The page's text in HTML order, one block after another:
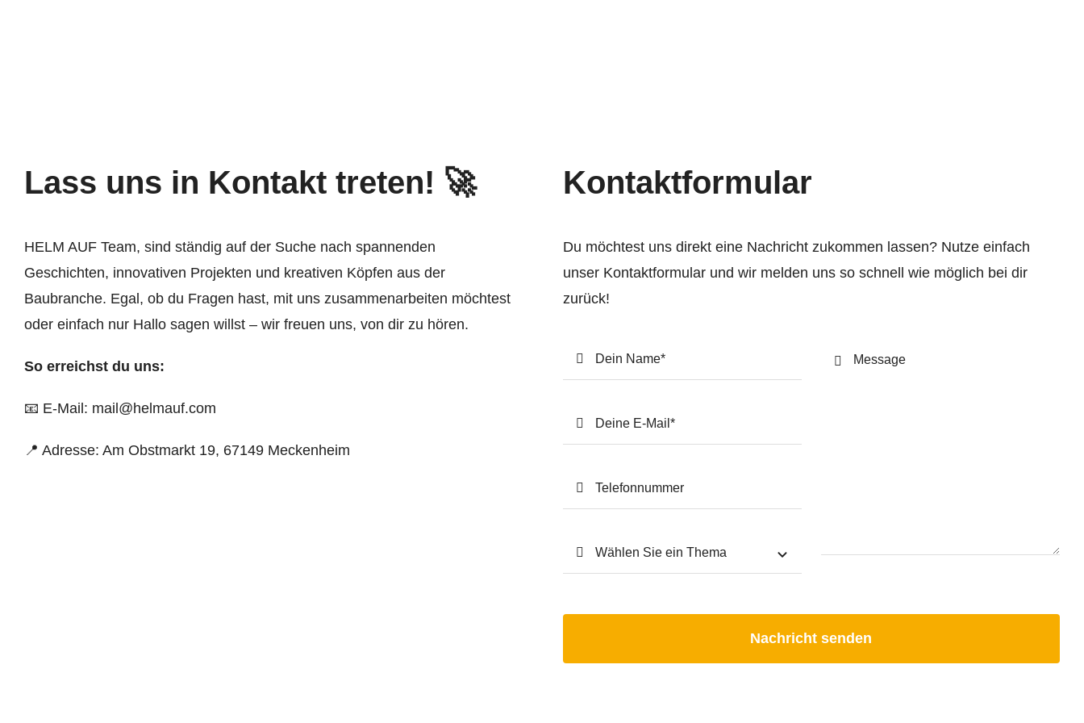
Lass uns in Kontakt treten! 🚀
HELM AUF Team, sind ständig auf der Suche nach spannenden
Geschichten, innovativen Projekten und kreativen Köpfen aus der
Baubranche. Egal, ob du Fragen hast, mit uns zusammenarbeiten möchtest
oder einfach nur Hallo sagen willst – wir freuen uns, von dir zu hören.
So erreichst du uns:
📧 E-Mail: mail@helmauf.com
📍 Adresse: Am Obstmarkt 19, 67149 Meckenheim
Kontaktformular
Du möchtest uns direkt eine Nachricht zukommen lassen? Nutze einfach
unser Kontaktformular und wir melden uns so schnell wie möglich bei dir
zurück!
Nachricht senden